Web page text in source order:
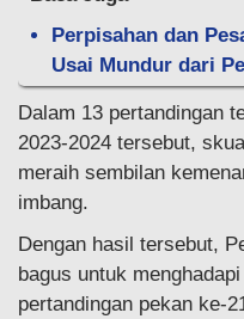
Perpisahan dan
Usai Mundur dari
Dalam 13 pertandingan
2023-2024 tersebut,
meraih sembilan
imbang.
Dengan hasil tersebut,
bagus untuk menghadapi
pertandingan pekan ke-